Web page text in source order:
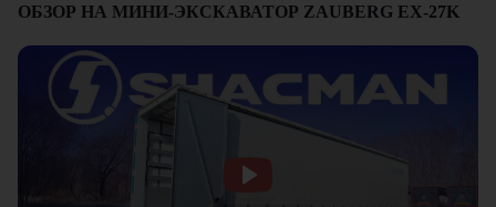
ОБЗОР НА МИНИ-ЭКСКАВАТОР ZAUBERG EX-27K